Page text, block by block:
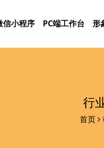
信小程序 PC端工作台 形
行
首页